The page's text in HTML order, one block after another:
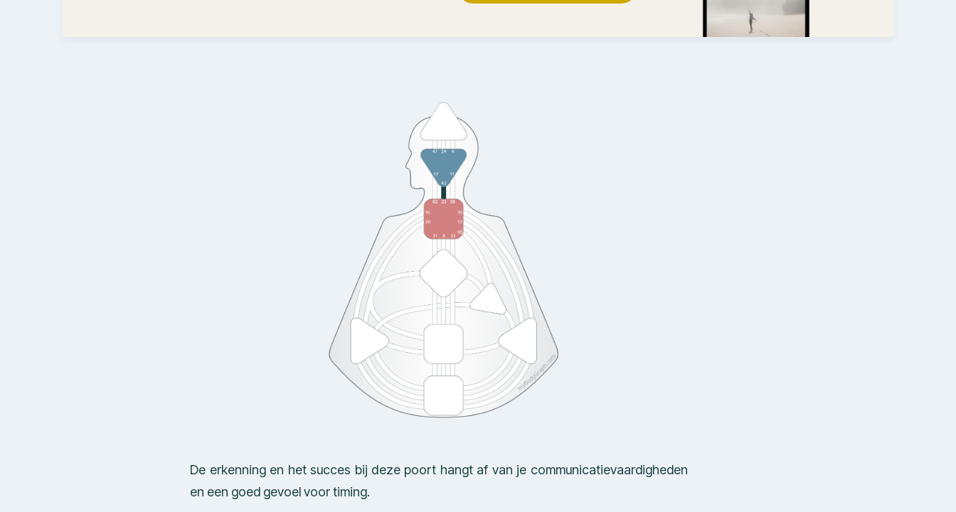
De erkenning en het succes bij deze poort hangt af van je communicatievaardigheden
en een goed gevoel voor timing.